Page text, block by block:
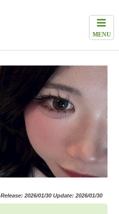
MENU
Release: 2026/01/30 Update: 2026/01/30